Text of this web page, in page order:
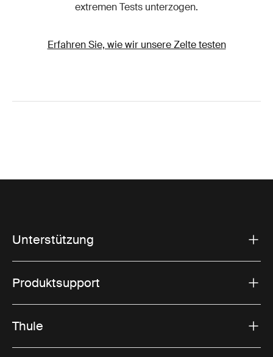
extremen Tests unterzogen.
Erfahren Sie, wie wir unsere Zelte testen
Unterstützung
Produktsupport
Thule